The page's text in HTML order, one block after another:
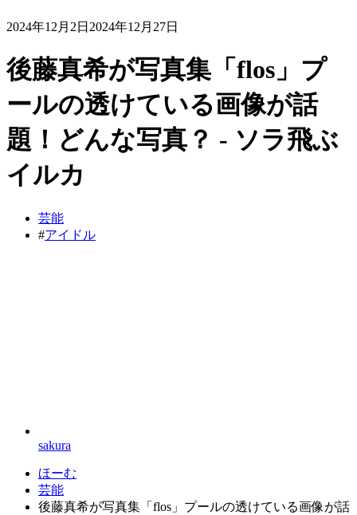
2024年12月2日 2024年12月27日
後藤真希が写真集「flos」プ
ールの透けている画像が話
題！どんな写真？ - ソラ飛ぶ
イルカ
芸能
#アイドル
sakura
ほーむ
芸能
後藤真希が写真集「flos」プールの透けている画像が話